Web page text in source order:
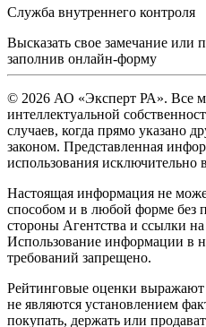
Служба внутреннего контроля
Высказать свое замечание
заполнив онлайн-форму
© 2026 АО «Эксперт РА». Все
интеллектуальной
случаев, когда прямо указано
законом. Представленная
использования исключительно
Настоящая информация не
способом и в любой форме без
стороны Агентства и ссылки
Использование информации в
требований запрещено.
Рейтинговые оценки
не являются установлением
покупать, держать или